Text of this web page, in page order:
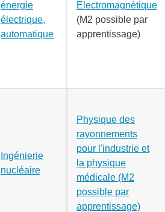
énergie
électrique,
automatique
Electromagnétique
(M2 possible par
apprentissage)
Ingénierie
nucléaire
Physique des
rayonnements
pour l'industrie et
la physique
médicale (M2
possible par
apprentissage)